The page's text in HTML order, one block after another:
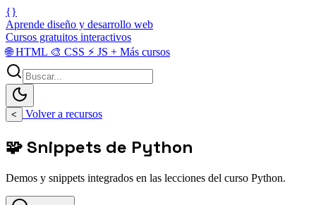
{}
Aprende diseño y desarrollo web
Cursos gratuitos interactivos
🌐HTML 🎨 CSS ⚡ JS + Más cursos
< Volver a recursos
🧩 Snippets de Python
Demos y snippets integrados en las lecciones del curso Python.